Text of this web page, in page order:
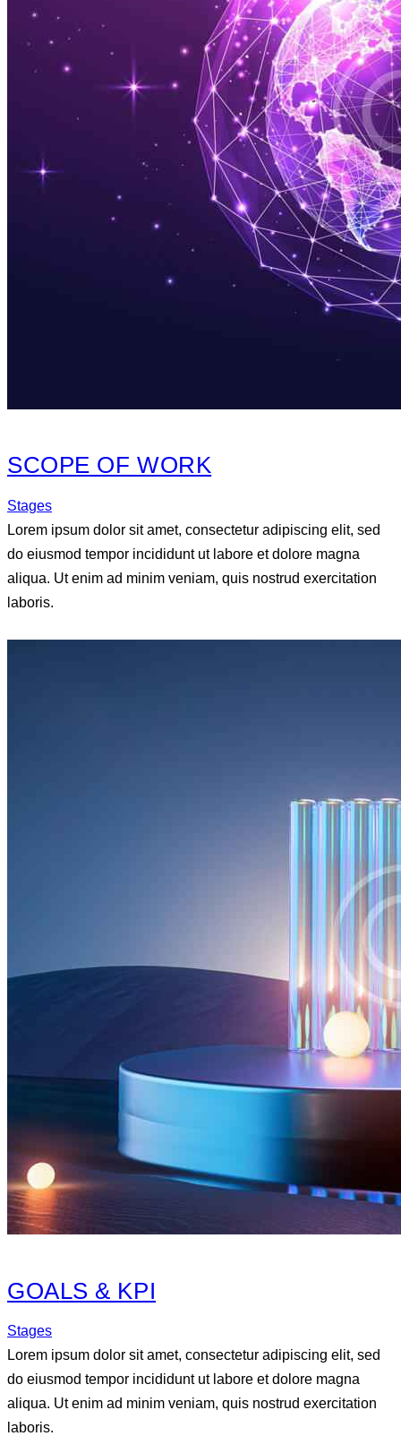
SCOPE OF WORK
Stages
Lorem ipsum dolor sit amet, consectetur adipiscing elit, sed
do eiusmod tempor incididunt ut labore et dolore magna
aliqua. Ut enim ad minim veniam, quis nostrud exercitation
laboris.
GOALS & KPI
Stages
Lorem ipsum dolor sit amet, consectetur adipiscing elit, sed
do eiusmod tempor incididunt ut labore et dolore magna
aliqua. Ut enim ad minim veniam, quis nostrud exercitation
laboris.